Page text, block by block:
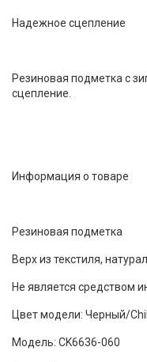
Надежное сцепление
Резиновая подметка с
сцепление.
Информация о товаре
Резиновая подметка
Верх из текстиля,
Не является средством
Цвет модели: Черный/
Модель: CK6636-060